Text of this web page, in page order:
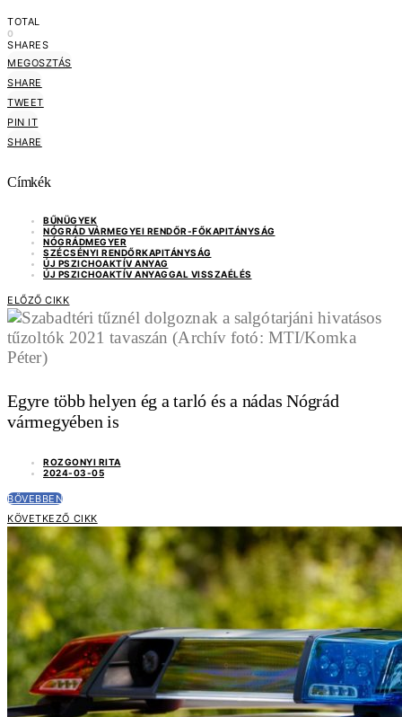
TOTAL
0
SHARES
MEGOSZTÁS
SHARE
TWEET
PIN IT
SHARE
Címkék
BŰNÜGYEK
NÓGRÁD VÁRMEGYEI RENDŐR-FŐKAPITÁNYSÁG
NÓGRÁDMEGYER
SZÉCSÉNYI RENDŐRKAPITÁNYSÁG
ÚJ PSZICHOAKTÍV ANYAG
ÚJ PSZICHOAKTÍV ANYAGGAL VISSZAÉLÉS
ELŐZŐ CIKK
Egyre több helyen ég a tarló és a nádas Nógrád
vármegyében is
ROZGONYI RITA
2024-03-05
BŐVEBBEN
KÖVETKEZŐ CIKK